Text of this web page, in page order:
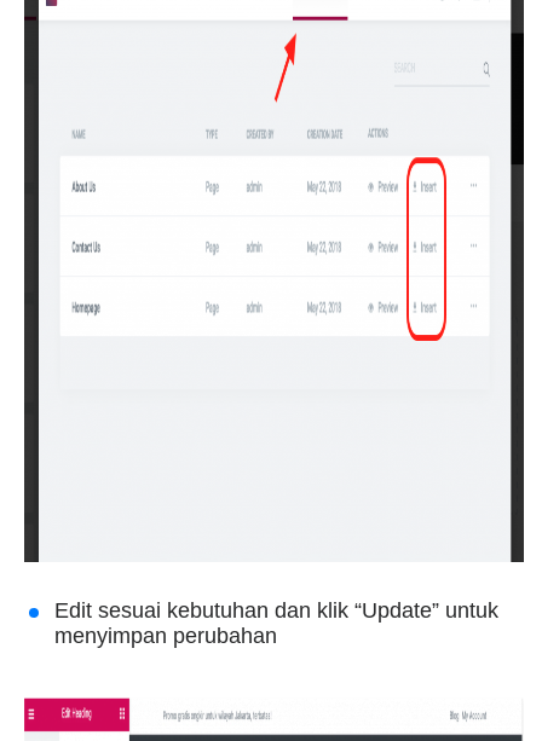
Edit sesuai kebutuhan dan klik “Update” untuk
menyimpan perubahan